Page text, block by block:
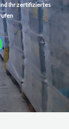
Ihr zertifiziertes